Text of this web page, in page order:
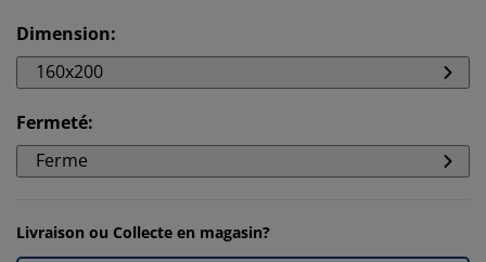
Dimension:
160x200
Fermeté:
Ferme
Livraison ou Collecte en magasin?